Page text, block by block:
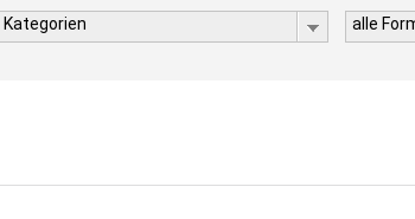
Kategorien
alle